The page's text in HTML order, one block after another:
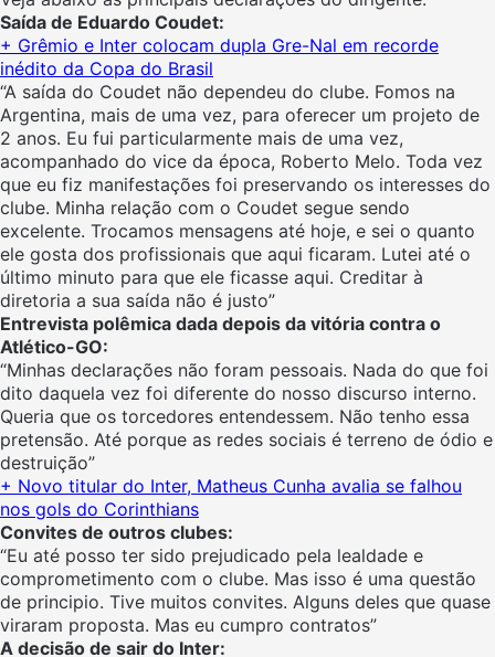
Saída de Eduardo Coudet:
+ Grêmio e Inter colocam dupla Gre-Nal em recorde
inédito da Copa do Brasil
“A saída do Coudet não dependeu do clube. Fomos na
Argentina, mais de uma vez, para oferecer um projeto de
2 anos. Eu fui particularmente mais de uma vez,
acompanhado do vice da época, Roberto Melo. Toda vez
que eu fiz manifestações foi preservando os interesses do
clube. Minha relação com o Coudet segue sendo
excelente. Trocamos mensagens até hoje, e sei o quanto
ele gosta dos profissionais que aqui ficaram. Lutei até o
último minuto para que ele ficasse aqui. Creditar à
diretoria a sua saída não é justo”
Entrevista polêmica dada depois da vitória contra o
Atlético-GO:
“Minhas declarações não foram pessoais. Nada do que foi
dito daquela vez foi diferente do nosso discurso interno.
Queria que os torcedores entendessem. Não tenho essa
pretensão. Até porque as redes sociais é terreno de ódio e
destruição”
+ Novo titular do Inter, Matheus Cunha avalia se falhou
nos gols do Corinthians
Convites de outros clubes:
“Eu até posso ter sido prejudicado pela lealdade e
comprometimento com o clube. Mas isso é uma questão
de principio. Tive muitos convites. Alguns deles que quase
viraram proposta. Mas eu cumpro contratos”
A decisão de sair do Inter: